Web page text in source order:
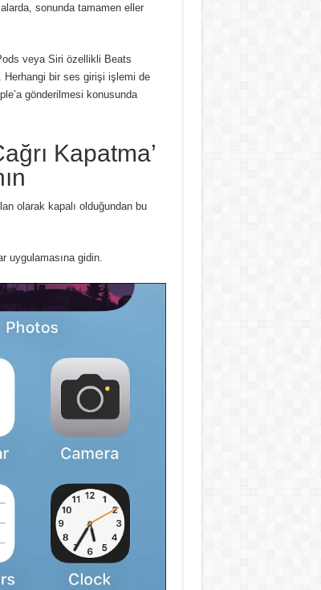
sonunda tamamen eller
veya Siri özellikli Beats
Herhangi bir ses girişi işlemi de
gönderilmesi konusunda
Kapatma’
olarak kapalı olduğundan bu
uygulamasına gidin.